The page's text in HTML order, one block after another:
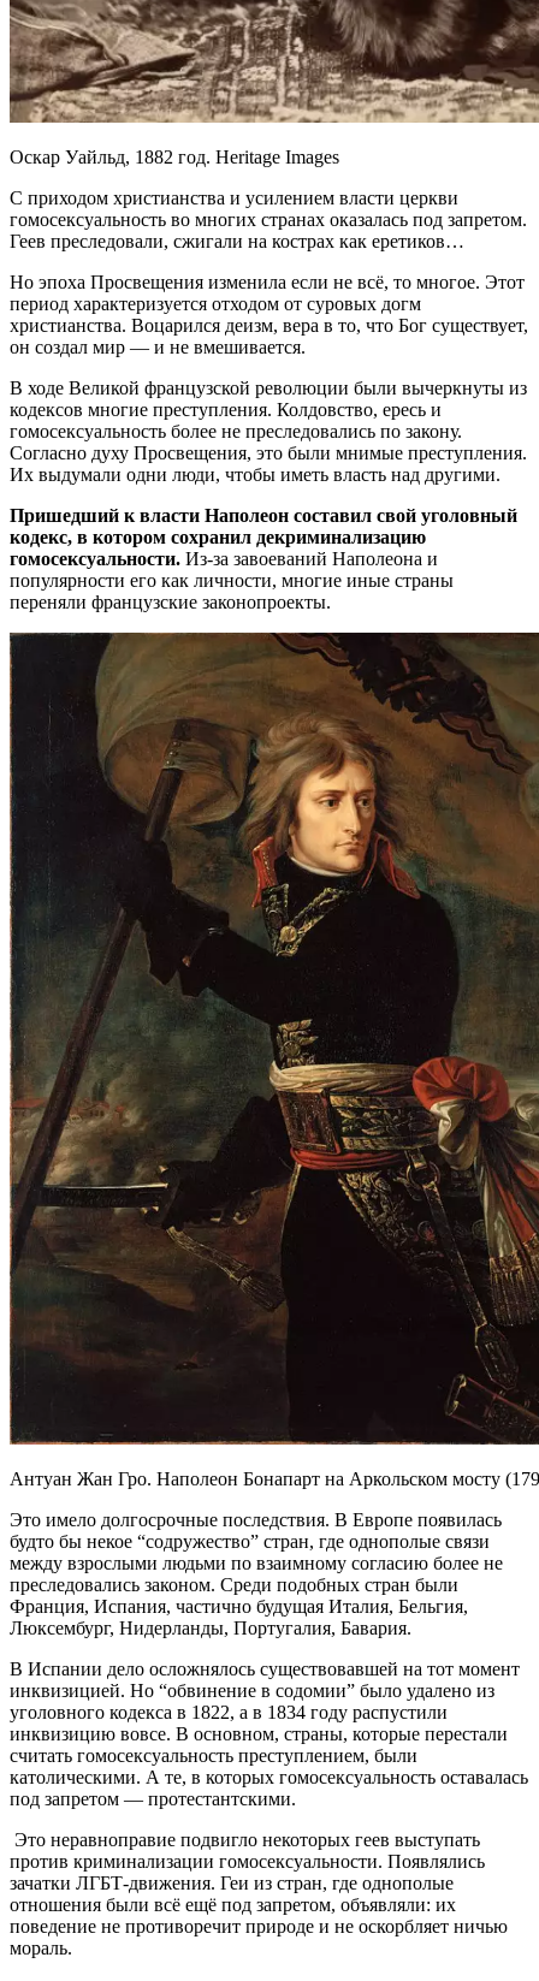
Оскар Уайльд, 1882 год. Heritage Images
С приходом христианства и усилением власти церкви
гомосексуальность во многих странах оказалась под запретом.
Геев преследовали, сжигали на кострах как еретиков…
Но эпоха Просвещения изменила если не всё, то многое. Этот
период характеризуется отходом от суровых догм
христианства. Воцарился деизм, вера в то, что Бог существует,
он создал мир — и не вмешивается.
В ходе Великой французской революции были вычеркнуты из
кодексов многие преступления. Колдовство, ересь и
гомосексуальность более не преследовались по закону.
Согласно духу Просвещения, это были мнимые преступления.
Их выдумали одни люди, чтобы иметь власть над другими.
Пришедший к власти Наполеон составил свой уголовный
кодекс, в котором сохранил декриминализацию
гомосексуальности. Из-за завоеваний Наполеона и
популярности его как личности, многие иные страны
переняли французские законопроекты.
Антуан Жан Гро. Наполеон Бонапарт на Аркольском мосту
Это имело долгосрочные последствия. В Европе появилась
будто бы некое “содружество” стран, где однополые связи
между взрослыми людьми по взаимному согласию более не
преследовались законом. Среди подобных стран были
Франция, Испания, частично будущая Италия, Бельгия,
Люксембург, Нидерланды, Португалия, Бавария.
В Испании дело осложнялось существовавшей на тот момент
инквизицией. Но “обвинение в содомии” было удалено из
уголовного кодекса в 1822, а в 1834 году распустили
инквизицию вовсе. В основном, страны, которые перестали
считать гомосексуальность преступлением, были
католическими. А те, в которых гомосексуальность оставалась
под запретом — протестантскими.
Это неравноправие подвигло некоторых геев выступать
против криминализации гомосексуальности. Появлялись
зачатки ЛГБТ-движения. Геи из стран, где однополые
отношения были всё ещё под запретом, объявляли: их
поведение не противоречит природе и не оскорбляет ничью
мораль.